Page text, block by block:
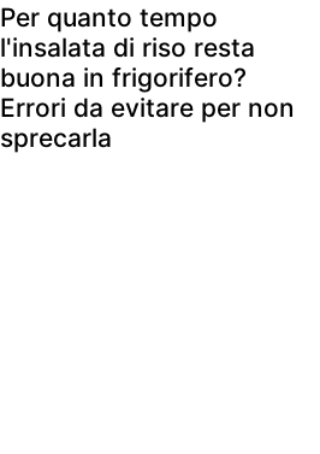
Per quanto tempo
l'insalata di riso resta
buona in frigorifero?
Errori da evitare per non
sprecarla